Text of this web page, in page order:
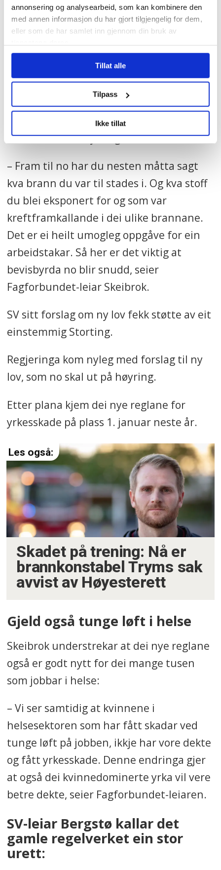
annonsering og analysearbeid, som kan kombinere den
med annen informasjon du har gjort tilgjengelig for dem,
eller som de har samlet inn gjennom din bruk av
Tillat alle
Tilpass
Ikke tillat
takkar ambulansearbeidar Morten
Marthinsen for innsatsen
forandringa av regelverket. Øystein Windstad
Alle på Stortinget einige om at
reglane var dust
Den såkalla omvende bevisbyrden blir no
snudd med dei nye reglane:
– Fram til no har du nesten måtta sagt
kva brann du var til stades i. Og kva stoff
du blei eksponert for og som var
kreftframkallande i dei ulike brannane.
Det er ei heilt umogleg oppgåve for ein
arbeidstakar. Så her er det viktig at
bevisbyrda no blir snudd, seier
Fagforbundet-leiar Skeibrok.
SV sitt forslag om ny lov fekk støtte av eit
einstemmig Storting.
Regjeringa kom nyleg med forslag til ny
lov, som no skal ut på høyring.
Etter plana kjem dei nye reglane for
yrkesskade på plass 1. januar neste år.
Skadet på trening: Nå er
brannkonstabel Tryms sak
avvist av Høyesterett
Gjeld også tunge løft i helse
Skeibrok understrekar at dei nye reglane
også er godt nytt for dei mange tusen
som jobbar i helse:
– Vi ser samtidig at kvinnene i
helsesektoren som har fått skadar ved
tunge løft på jobben, ikkje har vore dekte
og fått yrkesskade. Denne endringa gjer
at også dei kvinnedominerte yrka vil vere
betre dekte, seier Fagforbundet-leiaren.
SV-leiar Bergstø kallar det
gamle regelverket ein stor
urett: